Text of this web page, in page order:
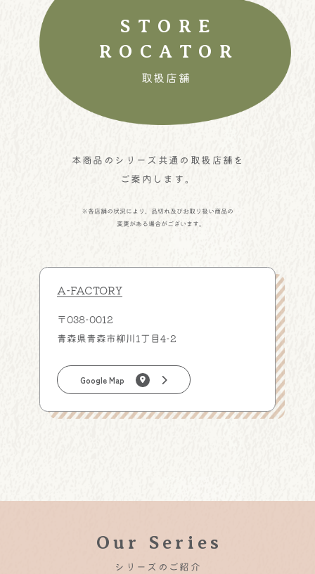
STORE
ROCATOR
取扱店舗
本商品のシリーズ共通の取扱店舗を
ご案内します。
※ 各店舗の状況により、品切れ及びお取り扱い商品の
変更がある場合がございます。
A-FACTORY
〒038-0012
青森県青森市柳川1丁目4-2
Google Map
Our Series
シリーズのご紹介